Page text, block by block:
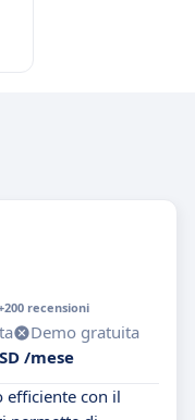
recensioni
Demo gratuita
/mese
efficiente con il